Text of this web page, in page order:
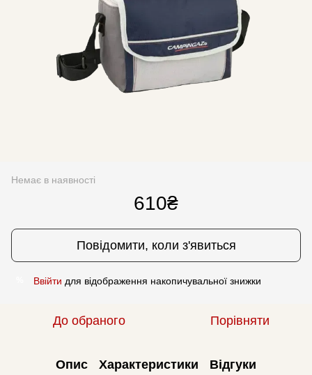
Немає в наявності
610₴
Повідомити, коли з'явиться
Ввійти для відображення накопичувальної знижки
До обраного Порівняти
Опис Характеристики Відгуки